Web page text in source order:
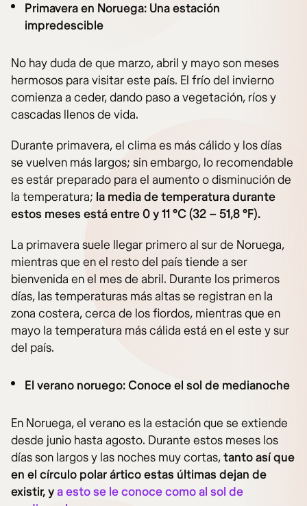
Primavera en Noruega: Una estación
impredescible
No hay duda de que marzo, abril y mayo son meses
hermosos para visitar este país. El frío del invierno
comienza a ceder, dando paso a vegetación, ríos y
cascadas llenos de vida.
Durante primavera, el clima es más cálido y los días
se vuelven más largos; sin embargo, lo recomendable
es estár preparado para el aumento o disminución de
la temperatura; la media de temperatura durante
estos meses está entre 0 y 11 °C (32 – 51,8 °F).
La primavera suele llegar primero al sur de Noruega,
mientras que en el resto del país tiende a ser
bienvenida en el mes de abril. Durante los primeros
días, las temperaturas más altas se registran en la
zona costera, cerca de los fiordos, mientras que en
mayo la temperatura más cálida está en el este y sur
del país.
El verano noruego: Conoce el sol de medianoche
En Noruega, el verano es la estación que se extiende
desde junio hasta agosto. Durante estos meses los
días son largos y las noches muy cortas,tanto así que
en el círculo polar ártico estas últimas dejan de
existir, ya esto se le conoce como al sol de